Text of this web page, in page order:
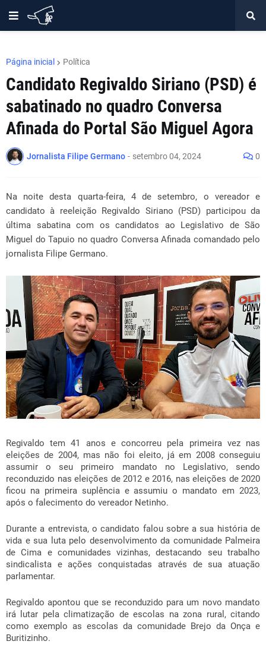
Página inicial Política
Candidato Regivaldo Siriano (PSD) é
sabatinado no quadro Conversa
Afinada do Portal São Miguel Agora
Jornalista Filipe Germano - setembro 04, 2024 0
Na noite desta quarta-feira, 4 de setembro, o vereador e
candidato à reeleição Regivaldo Siriano (PSD) participou da
última sabatina com os candidatos ao Legislativo de São
Miguel do Tapuio no quadro Conversa Afinada comandado pelo
jornalista Filipe Germano.
Regivaldo tem 41 anos e concorreu pela primeira vez nas
eleições de 2004, mas não foi eleito, já em 2008 conseguiu
assumir o seu primeiro mandato no Legislativo, sendo
reconduzido nas eleições de 2012 e 2016, nas eleições de 2020
ficou na primeira suplência e assumiu o mandato em 2023,
após o falecimento do vereador Netinho.
Durante a entrevista, o candidato falou sobre a sua história de
vida e sua luta pelo desenvolvimento da comunidade Palmeira
de Cima e comunidades vizinhas, destacando seu trabalho
sindicalista e ações conquistadas através de sua atuação
parlamentar.
Regivaldo apontou que se reconduzido para um novo mandato
irá lutar pela climatização de escolas na zona rural, citando
como exemplo as escolas da comunidade Brejo da Onça e
Buritizinho.